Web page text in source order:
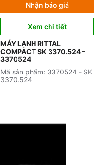
Nhận báo giá
Xem chi tiết
MÁY LẠNH RITTAL
COMPACT SK 3370.524 –
3370524
Mã sản phẩm: 3370524 - SK
3370.524